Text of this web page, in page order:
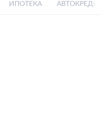
ИПОТЕКА